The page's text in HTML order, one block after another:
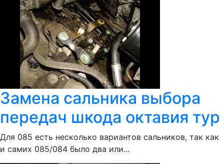
Замена сальника выбора
передач шкода октавия тур
Для 085 есть несколько вариантов сальников, так как
и самих 085/084 было два или...